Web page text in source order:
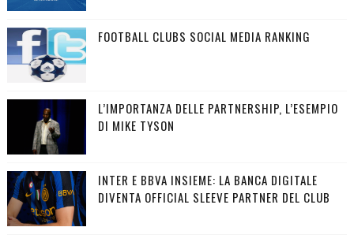
FOOTBALL CLUBS SOCIAL MEDIA RANKING
L’IMPORTANZA DELLE PARTNERSHIP, L’ESEMPIO
DI MIKE TYSON
INTER E BBVA INSIEME: LA BANCA DIGITALE
DIVENTA OFFICIAL SLEEVE PARTNER DEL CLUB